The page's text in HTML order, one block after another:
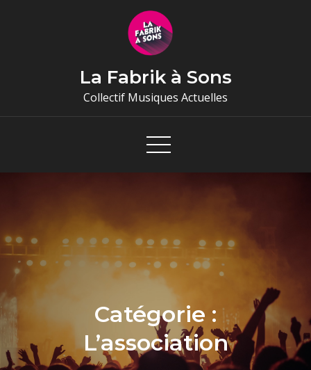
La Fabrik à Sons
Collectif Musiques Actuelles
Catégorie :
L’association